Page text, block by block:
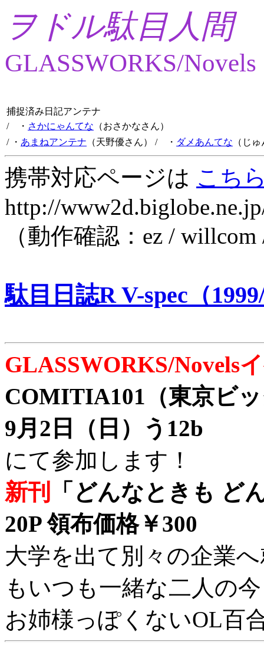
ヲドル駄目人間
GLASSWORKS/Novels
捕捉済み日記アンテナ
/ ・ さかにゃんてな （おさかなさん）
/ ・ あまねアンテナ （天野優さん） / ・ ダメあんてな （じ
携帯対応ページは こち
http://
（動作確認：ez /
駄目日誌R V-spec（
GLASSWORKS/Novels
COMITIA101（東京ビ
9月2日（日）う12b
にて参加します！
新刊
「どんなときも ど
20P 領布価格￥300
大学を出て別々の企業
もいつも一緒な二人の
お姉様っぽくないOL百